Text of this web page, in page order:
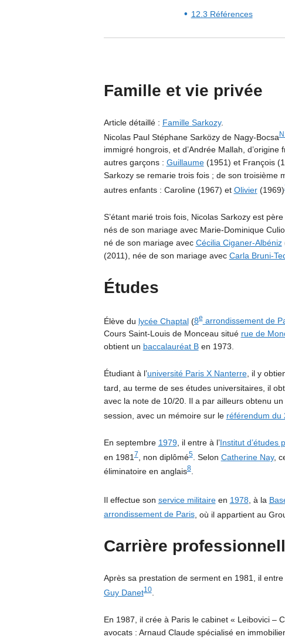
12.3 Références
Famille et vie privée
Article détaillé : Famille Sarkozy.
Nicolas Paul Stéphane Sarközy de Nagy-Bocsa
immigré hongrois, et d’Andrée Mallah, d’origine
autres garçons : Guillaume(1951) et François
Sarkozy se remarie trois fois ; de son troisième
autres enfants : Caroline (1967) et Olivier(1969)
S’étant marié trois fois, Nicolas Sarkozy est
nés de son mariage avec Marie-Dominique
né de son mariage avec Cécilia Ciganer-Albéniz
(2011), née de son mariage avec Carla Bruni-
Études
Élève du lycée Chaptal(8earrondissement de
Cours Saint-Louis de Monceau situé rue de
obtient un baccalauréat Ben 1973.
Étudiant à l’université Paris X Nanterre, il y
tard, au terme de ses études universitaires, il
avec la note de 10/20. Il a par ailleurs obtenu un
session, avec un mémoire sur le référendum du
En septembre 1979, il entre à l’Institut d’études
en 19817, non diplômé5. Selon Catherine Nay,
éliminatoire en anglais8.
Il effectue son service militaireen 1978 , à la
arrondissement de Paris, où il appartient au
Carrière
Après sa prestation de serment en 1981, il
Guy Danet10.
En 1987, il crée à Paris le cabinet « Leibovici –
avocats : Arnaud Claude spécialisé en